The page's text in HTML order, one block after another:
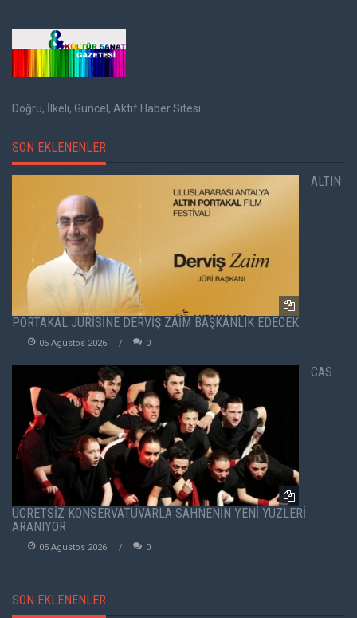
Doğru, İlkeli, Güncel, Aktif Haber Sitesi
SON EKLENENLER
ALTIN
PORTAKAL JÜRİSİNE DERVİŞ ZAİM BAŞKANLIK EDECEK
05 Agustos 2026 0
CAS
ÜCRETSİZ KONSERVATUVARLA SAHNENİN YENİ YÜZLERİ
ARANIYOR
05 Agustos 2026 0
SON EKLENENLER